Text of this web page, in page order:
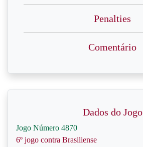
Penalties
Comentário
Dados do Jogo
Jogo Número 4870
6º jogo contra Brasiliense